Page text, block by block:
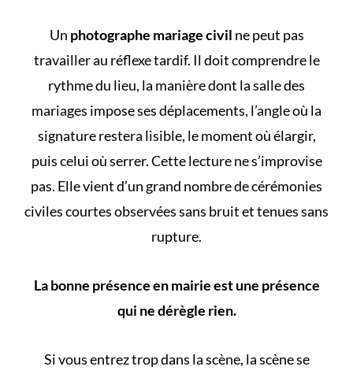
Un photographe mariage civil ne peut pas
travailler au réflexe tardif. Il doit comprendre le
rythme du lieu, la manière dont la salle des
mariages impose ses déplacements, l’angle où la
signature restera lisible, le moment où élargir,
puis celui où serrer. Cette lecture ne s’improvise
pas. Elle vient d’un grand nombre de cérémonies
civiles courtes observées sans bruit et tenues sans
rupture.
La bonne présence en mairie est une présence
qui ne dérègle rien.
Si vous entrez trop dans la scène, la scène se